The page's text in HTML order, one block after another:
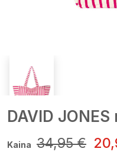
DAVID
Kaina 34,95 €